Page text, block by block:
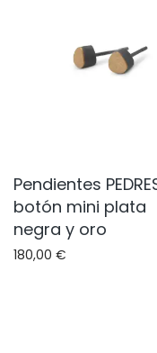
Pendientes
botón mini plata
negra y oro
180,00 €